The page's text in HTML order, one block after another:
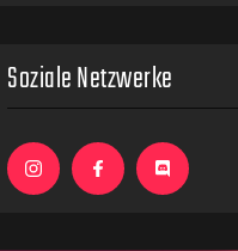
Soziale Netzwerke